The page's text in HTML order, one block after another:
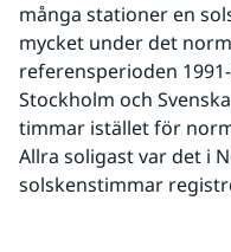
många stationer en
mycket under det
referensperioden
Stockholm och
timmar istället för
Allra soligast var det i
solskenstimmar